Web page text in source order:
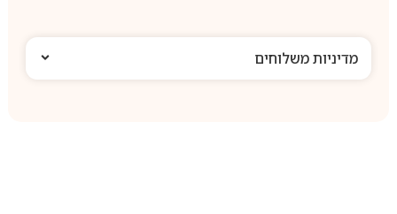
מדיניות משלוחים